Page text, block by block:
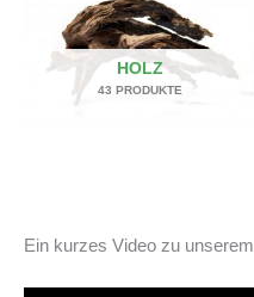
HOLZ
43 PRODUKTE
Ein kurzes Video zu unserem